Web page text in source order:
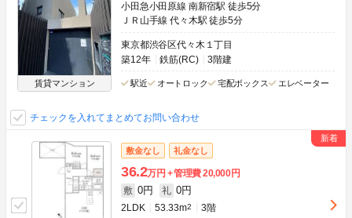
賃貸マンション
小田急小田原線 南新宿駅 徒歩5分
ＪＲ山手線 代々木駅 徒歩5分
東京都渋谷区代々木１丁目
築12年
鉄筋(RC) 3階建
駅近 オートロック 宅配ボックス エレベーター
チェックを入れてまとめてお問い合わせ
敷金なし 礼金なし
36.2万円 管理費20,000円
敷 0円 礼 0円
2LDK 53.33m2 3階